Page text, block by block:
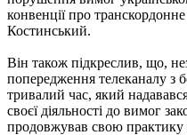
конвенції про
Костинський.
Він також підкреслив, що,
попередження телеканалу з
тривалий час, який
своєї діяльності до вимог
продовжував свою практику